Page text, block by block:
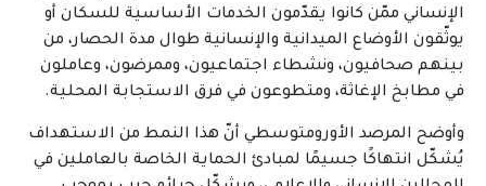
الإنساني ممّن كانوا يقدّمون الخدمات الأساسية للسكان أو
يوثّقون الأوضاع الميدانية والإنسانية طوال مدة الحصار، من
بينهم صحافيون، ونشطاء اجتماعيون، وممرضون، وعاملون
في مطابخ الإغاثة، ومتطوعون في فرق الاستجابة المحلية.
وأوضح المرصد الأورومتوسطي أنّ هذا النمط من الاستهداف
يُشكّل انتهاكًا جسيمًا لمبادئ الحماية الخاصة بالعاملين في